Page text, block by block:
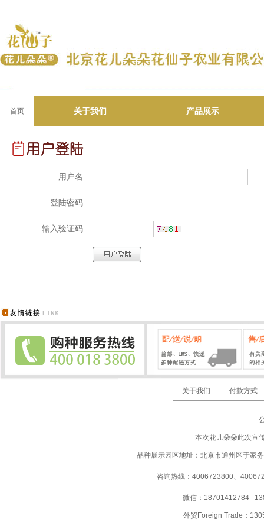
首页 关于我们 产品展示
用户名
登陆密码
输入验证码
关于我们 付款方式
本次花儿朵朵此次宣
品种展示园区地址：北京市通州区于家
咨询热线：4006723800、
微信：18701412784
外贸Foreign Trade：